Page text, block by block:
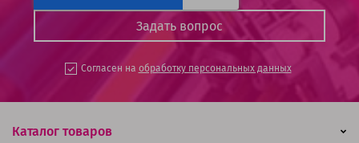
Согласен на обработку персональных данных
Каталог товаров